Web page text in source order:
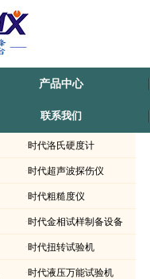
产品中心
联系我们
·时代洛氏硬度计
·时代超声波探伤仪
·时代粗糙度仪
·时代金相试样制备设备
·时代扭转试验机
·时代液压万能试验机